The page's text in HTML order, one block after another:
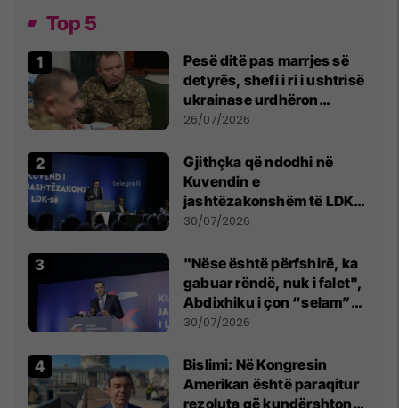
Top 5
Pesë ditë pas marrjes së
detyrës, shefi i ri i ushtrisë
ukrainase urdhëron
kontroll të madh
26/07/2026
Gjithçka që ndodhi në
Kuvendin e
jashtëzakonshëm të LDK-
së
30/07/2026
"Nëse është përfshirë, ka
gabuar rëndë, nuk i falet",
Abdixhiku i çon “selam”
Përparim Ramës
30/07/2026
Bislimi: Në Kongresin
Amerikan është paraqitur
rezoluta që kundërshton